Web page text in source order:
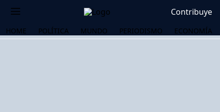
Contribuye
HOME POLÍTICA MUNDO PERIODISMO ECONOMÍA